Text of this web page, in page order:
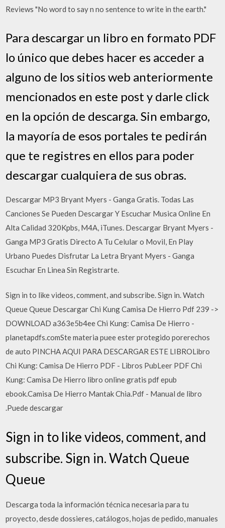
Reviews "No word to say n no sentence to write in the earth."
Para descargar un libro en formato PDF
lo único que debes hacer es acceder a
alguno de los sitios web anteriormente
mencionados en este post y darle click
en la opción de descarga. Sin embargo,
la mayoría de esos portales te pedirán
que te registres en ellos para poder
descargar cualquiera de sus obras.
Descargar MP3 Bryant Myers - Ganga Gratis. Todas Las
Canciones Se Pueden Descargar Y Escuchar Musica Online En
Alta Calidad 320Kpbs, M4A, iTunes. Descargar Bryant Myers -
Ganga MP3 Gratis Directo A Tu Celular o Movil, En Play
Urbano Puedes Disfrutar La Letra Bryant Myers - Ganga
Escuchar En Linea Sin Registrarte.
Sign in to like videos, comment, and subscribe. Sign in. Watch
Queue Queue Descargar Chi Kung Camisa De Hierro Pdf 239 ->
DOWNLOAD a363e5b4ee Chi Kung: Camisa De Hierro -
planetapdfs.comSte materia puee ester protegido porerechos
de auto PINCHA AQUI PARA DESCARGAR ESTE LIBROLibro
Chi Kung: Camisa De Hierro PDF - Libros PubLeer PDF Chi
Kung: Camisa De Hierro libro online gratis pdf epub
ebook.Camisa De Hierro Mantak Chia.Pdf - Manual de libro
.Puede descargar
Sign in to like videos, comment, and
subscribe. Sign in. Watch Queue
Queue
Descarga toda la información técnica necesaria para tu
proyecto, desde dossieres, catálogos, hojas de pedido, manuales